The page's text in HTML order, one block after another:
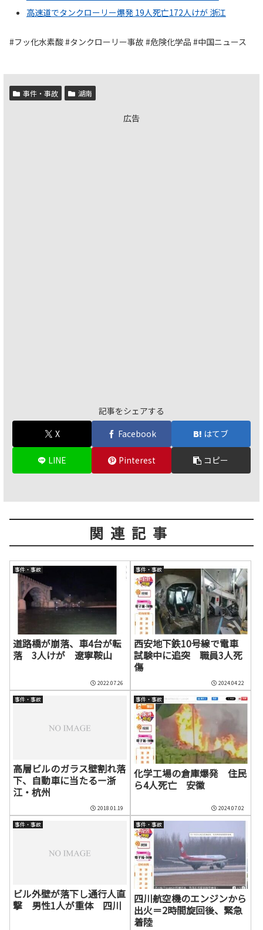
高速道でタンクローリー爆発 19人死亡172人けが 浙江
#フッ化水素酸 #タンクローリー事故 #危険化学品 #中国ニュース
事件・事故 湖南
広告
記事をシェアする
X
Facebook はてブ
LINE Pinterest コピー
関連記事
事件・事故
道路橋が崩落、車4台が転
落 3人けが 遼寧鞍山
2022.07.26
事件・事故
西安地下鉄10号線で電車
試験中に追突 職員3人死
傷
2024.04.22
事件・事故
高層ビルのガラス壁割れ落
下、自動車に当たるー浙
江・杭州
2018.01.19
事件・事故
化学工場の倉庫爆発 住民
ら4人死亡 安徽
2024.07.02
事件・事故
ビル外壁が落下し通行人直
撃 男性1人が重体 四川
事件・事故
四川航空機のエンジンから
出火＝2時間旋回後、緊急
着陸